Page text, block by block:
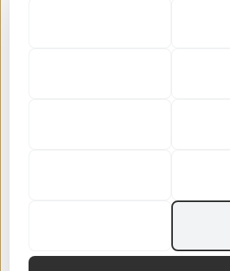
10 ideas de regalos navideños de